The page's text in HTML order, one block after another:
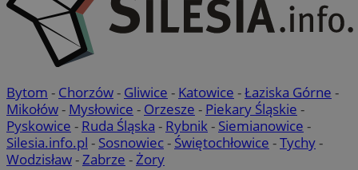
Bytom - Chorzów- Gliwice - Katowice -Łaziska Górne -
Mikołów- Mysłowice - Orzesze - Piekary Śląskie -
Pyskowice - Ruda Śląska - Rybnik- Siemianowice -
Silesia.info.pl - Sosnowiec- Świętochłowice -Tychy-
Wodzisław-Zabrze -Żory